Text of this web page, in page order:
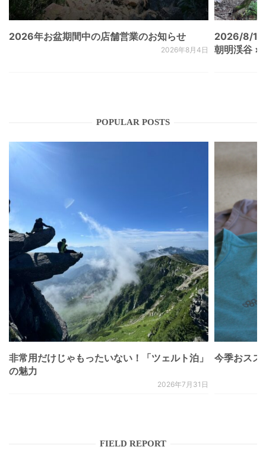
2026年お盆期間中の店舗営業のお知らせ
2026年8月4日
2026/8/
朝明渓谷 ×
POPULAR POSTS
非常用だけじゃもったいない！「ツェルト泊」
の魅力
2026年7月31日
今季おスス
FIELD REPORT